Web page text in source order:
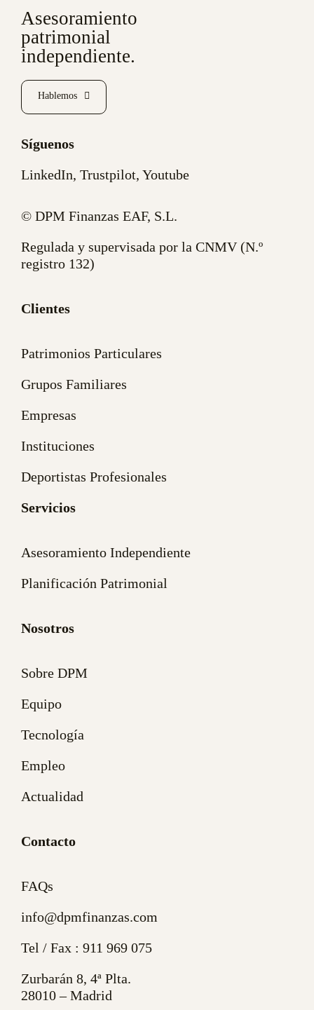
Asesoramiento
patrimonial
independiente.
Hablemos
Síguenos
LinkedIn, Trustpilot, Youtube
© DPM Finanzas EAF, S.L.
Regulada y supervisada por la CNMV (N.º
registro 132)
Clientes
Patrimonios Particulares
Grupos Familiares
Empresas
Instituciones
Deportistas Profesionales
Servicios
Asesoramiento Independiente
Planificación Patrimonial
Nosotros
Sobre DPM
Equipo
Tecnología
Empleo
Actualidad
Contacto
FAQs
info@dpmfinanzas.com
Tel / Fax : 911 969 075
Zurbarán 8, 4ª Plta.
28010 – Madrid